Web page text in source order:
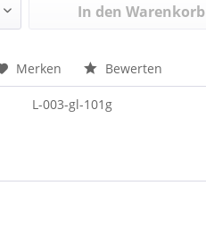
In den Warenkorb
Merken Bewerten
L-003-gl-101g